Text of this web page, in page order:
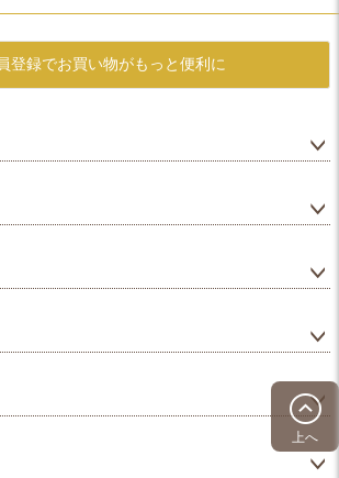
上へ
登録でお買い物がもっと便利に